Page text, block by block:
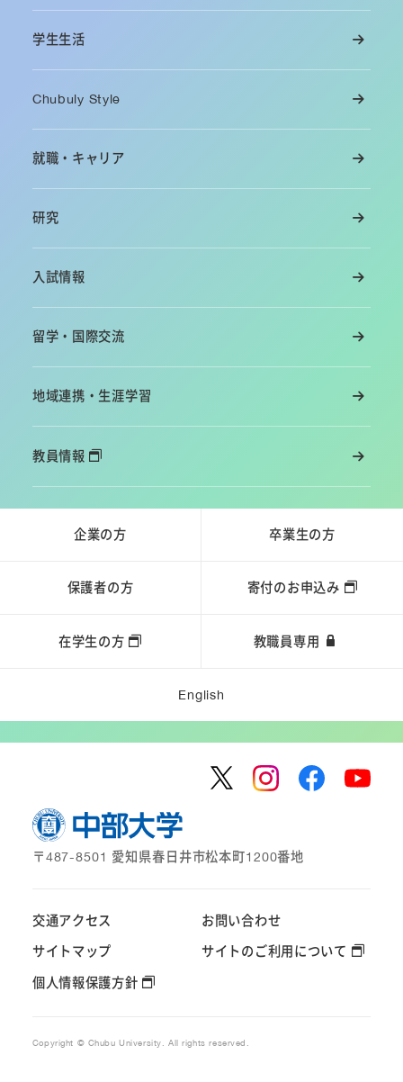
学生生活
Chubuly Style
就職・キャリア
研究
入試情報
留学・国際交流
地域連携・生涯学習
教員情報
企業の方 卒業生の方
保護者の方 寄付のお申込み
在学生の方 教職員専用
English
〒487-8501 愛知県春日井市松本町1200番地
交通アクセス お問い合わせ
サイトマップ サイトのご利用について
個人情報保護方針
Copyright © Chubu University. All rights reserved.